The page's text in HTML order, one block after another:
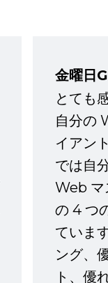
金曜日G
とても
自分の
イアン
では自
Web マ
の 4 つ
ていま
ング、
ト、優